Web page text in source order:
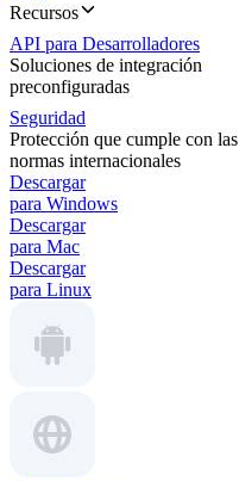
Recursos
API para Desarrolladores
Soluciones de integración
preconfiguradas
Seguridad
Protección que cumple con las
normas internacionales
Descargar
para Windows
Descargar
para Mac
Descargar
para Linux